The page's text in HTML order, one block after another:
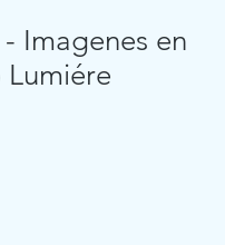
Imagenes en